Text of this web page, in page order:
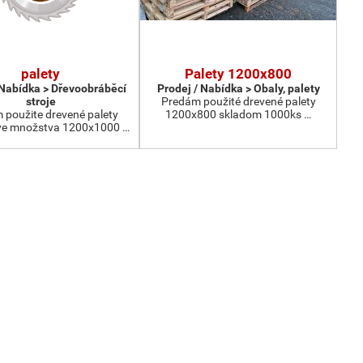
palety
> Dřevoobráběcí
stroje
použite drevené palety
množstva 1200x1000 …
Palety 1200x800
Prodej / Nabídka > Obaly, palety
Predám použité drevené palety
1200x800 skladom 1000ks …